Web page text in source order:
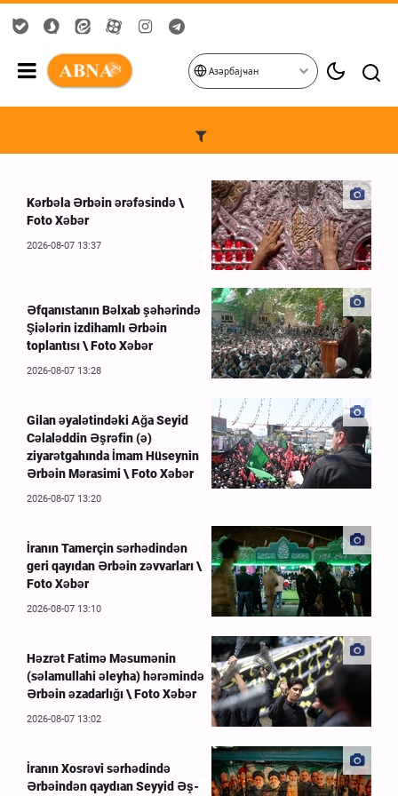
Азәрбајҹан
Kərbəla Ərbəin ərəfəsində \
Foto Xəbər
2026-08-07 13:37
Əfqanıstanın Bəlxab şəhərində
Şiələrin izdihamlı Ərbəin
toplantısı \ Foto Xəbər
2026-08-07 13:28
Gilan əyalətindəki Ağa Seyid
Cəlaləddin Əşrəfin (ə)
ziyarətgahında İmam Hüseynin
Ərbəin Mərasimi \ Foto Xəbər
2026-08-07 13:20
İranın Tamerçin sərhədindən
geri qayıdan Ərbəin zəvvarları \
Foto Xəbər
2026-08-07 13:10
Həzrət Fatimə Məsumənin
(səlamullahi əleyha) hərəmində
Ərbəin əzadarlığı \ Foto Xəbər
2026-08-07 13:02
İranın Xosrəvi sərhədində
Ərbəindən qaydıan Seyyid Əş-